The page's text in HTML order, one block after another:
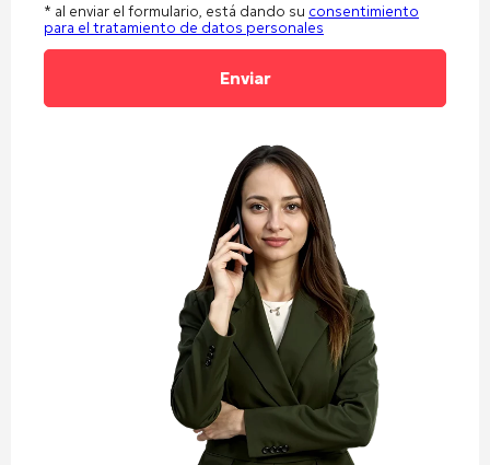
* al enviar el formulario, está dando su consentimiento
para el tratamiento de datos personales